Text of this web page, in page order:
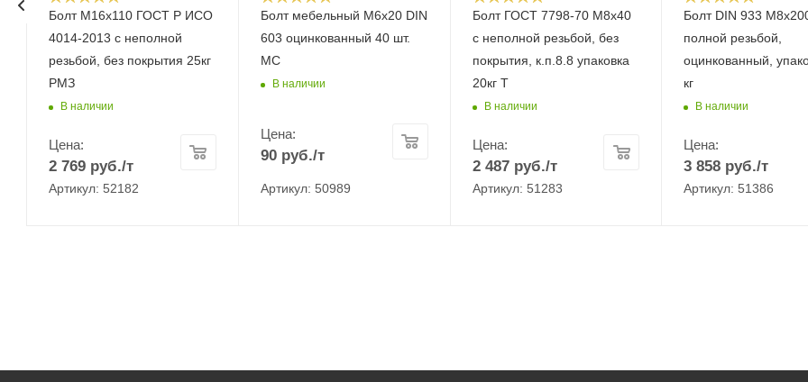
Болт М16x110 ГОСТ Р ИСО
4014-2013 с неполной
резьбой, без покрытия 25кг
РМЗ
В наличии
Цена:
2 769 руб./т
Артикул: 52182
Болт мебельный M6x20 DIN
603 оцинкованный 40 шт.
МС
В наличии
Цена:
90руб./т
Артикул: 50989
Болт ГОСТ 7798-70 М8х40
с неполной резьбой, без
покрытия, к.п.8.8 упаковка
20кг Т
В наличии
Цена:
2 487руб./т
Артикул: 51283
Болт DIN 933
полной резьбой,
оцинкованный,
кг
В наличии
Цена:
3 858 руб./т
Артикул: 51386